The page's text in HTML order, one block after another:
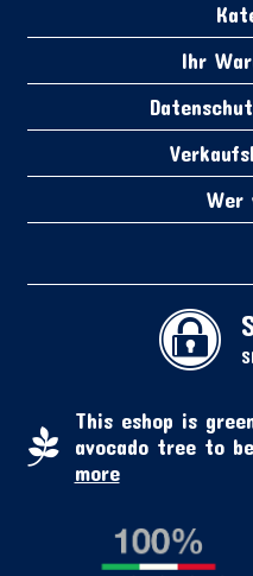
Ihr
Wer
This eshop is
avocado tree to
more